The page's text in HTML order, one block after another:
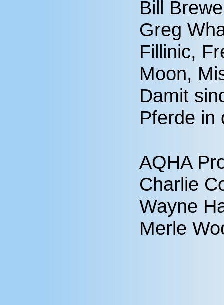
Bill
Greg
Fillinic,
Moon,
Damit
Pferde in
AQHA
Charlie
Wayne
Merle